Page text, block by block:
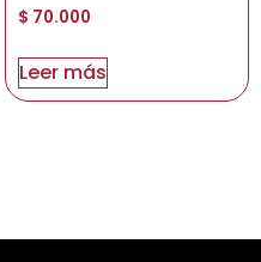
$ 70.000
Leer más